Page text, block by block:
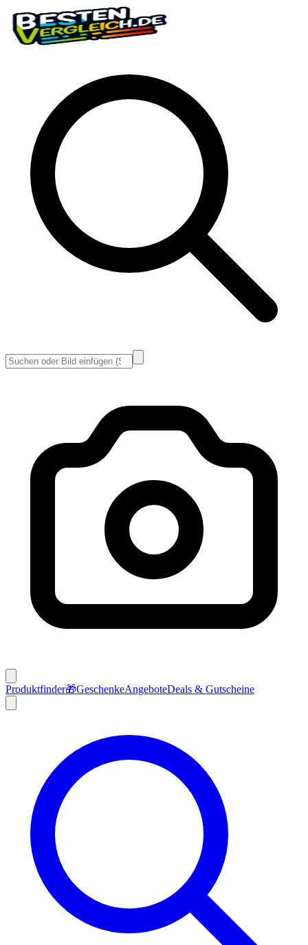
Produktfinder🎁GeschenkeAngeboteDeals & Gutscheine